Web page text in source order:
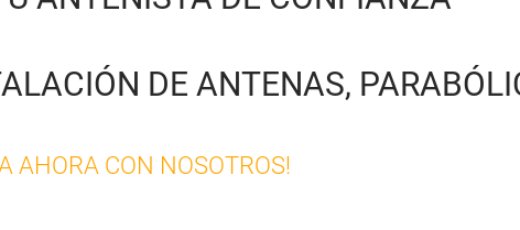
DE ANTENAS,
AHORA CON NOSOTROS!